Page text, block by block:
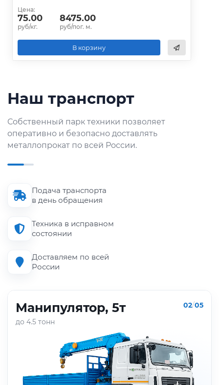
Цена:
75.00
руб/кг.
8475.00
руб/пог. м.
В корзину
Наш транспорт
Собственный парк техники позволяет
оперативно и безопасно доставлять
металлопрокат по всей России.
Подача транспорта
в день обращения
Техника в исправном
состоянии
Доставляем по всей
России
Манипулятор, 5т
до 4.5 тонн
02/05